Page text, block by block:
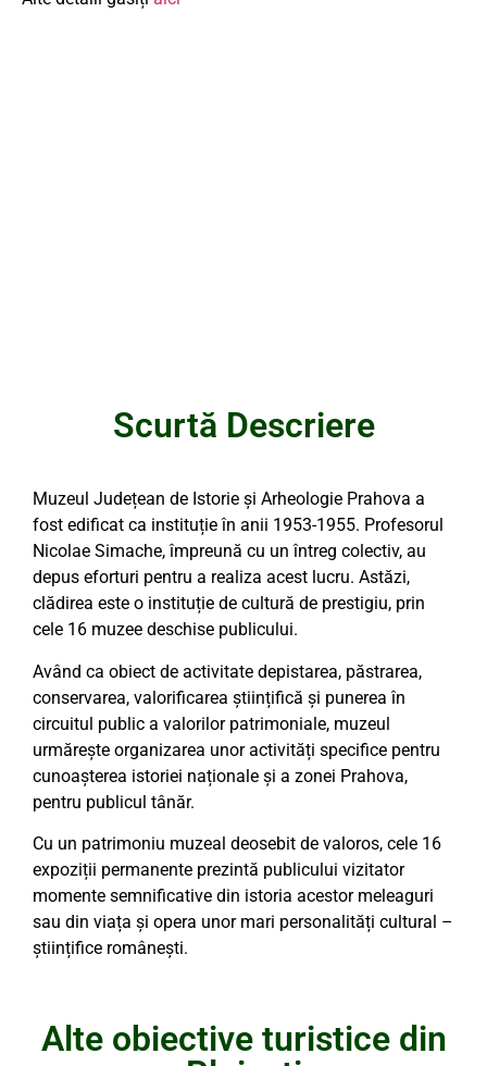
Scurtă Descriere
Muzeul Județean de Istorie și Arheologie Prahova a
fost edificat ca instituție în anii 1953-1955. Profesorul
Nicolae Simache, împreună cu un întreg colectiv, au
depus eforturi pentru a realiza acest lucru. Astăzi,
clădirea este o instituție de cultură de prestigiu, prin
cele 16 muzee deschise publicului.
Având ca obiect de activitate depistarea, păstrarea,
conservarea, valorificarea științifică și punerea în
circuitul public a valorilor patrimoniale, muzeul
urmărește organizarea unor activități specifice pentru
cunoașterea istoriei naționale și a zonei Prahova,
pentru publicul tânăr.
Cu un patrimoniu muzeal deosebit de valoros, cele 16
expoziții permanente prezintă publicului vizitator
momente semnificative din istoria acestor meleaguri
sau din viața și opera unor mari personalități cultural –
științifice românești.
Alte obiective turistice din